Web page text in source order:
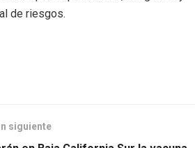
de riesgos.
siguiente